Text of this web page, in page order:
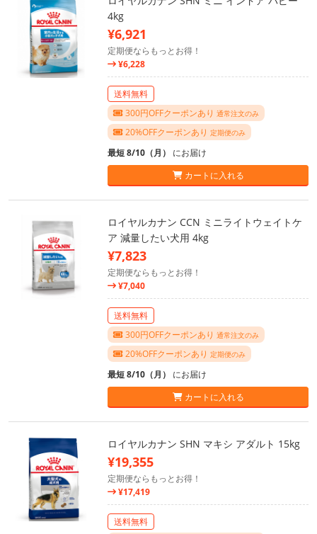
4kg
¥6,921
定期便ならもっとお得！
¥6,228
送料無料
300円OFFクーポンあり 通常注文のみ
20%OFFクーポンあり 定期便のみ
最短 8/10（月） にお届け
カートに入れる
ロイヤルカナン CCN ミニライトウェイトケ
ア 減量したい犬用 4kg
¥7,823
定期便ならもっとお得！
¥7,040
送料無料
300円OFFクーポンあり 通常注文のみ
20%OFFクーポンあり 定期便のみ
最短 8/10（月） にお届け
カートに入れる
ロイヤルカナン SHN マキシ アダルト 15kg
¥19,355
定期便ならもっとお得！
¥17,419
送料無料